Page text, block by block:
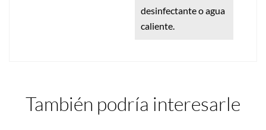
desinfectante o agua
caliente.
También podría interesarle